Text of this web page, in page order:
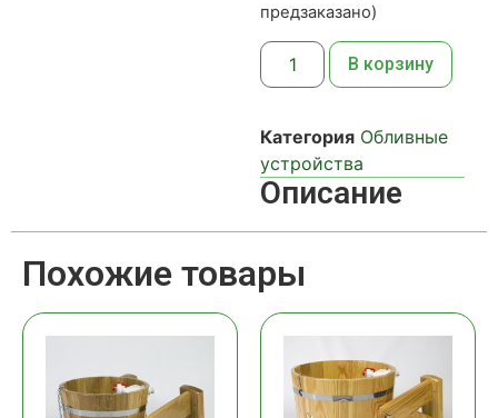
предзаказано)
В корзину
Категория Обливные
устройства
Описание
Похожие товары